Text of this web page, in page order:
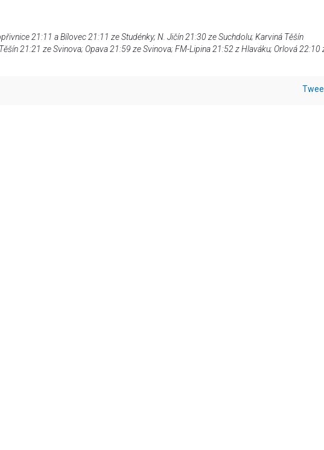
21:11 a Bílovec 21:11 ze Studénky; N. Jičín 21:30 ze Suchdolu; Karviná Těšín
21:21 ze Svinova; Opava 21:59 ze Svinova; FM-Lipina 21:52 z Hlaváku; Orlová 22:10